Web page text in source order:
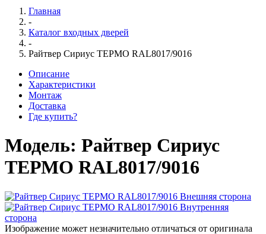
Главная
-
Каталог входных дверей
-
Райтвер Сириус ТЕРМО RAL8017/9016
Описание
Характеристики
Монтаж
Доставка
Где купить?
Модель: Райтвер Сириус
ТЕРМО RAL8017/9016
Изображение может незначительно отличаться от оригинала